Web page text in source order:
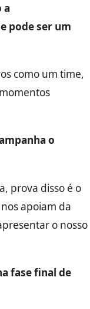
a
pode ser um
como um time,
o
prova disso é o
apoiam da
o nosso
fase final de